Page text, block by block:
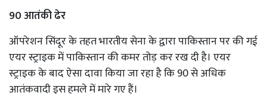
90 आतंकी ढेर
ऑपरेशन सिंदूर के तहत भारतीय सेना के द्वारा पाकिस्तान पर की गई
एयर स्ट्राइक में पाकिस्तान की कमर तोड़ कर रख दी है। एयर
स्ट्राइक के बाद ऐसा दावा किया जा रहा है कि 90 से अधिक
आतंकवादी इस हमले में मारे गए हैं।